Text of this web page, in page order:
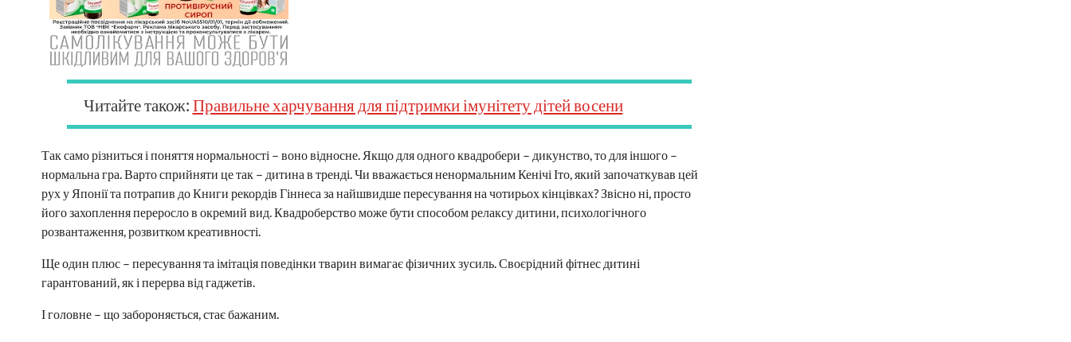
Читайте також: Правильне харчування для підтримки імунітету дітей восени
Так само різниться і поняття нормальності – воно відносне. Якщо для одного квадробери – дикунство, то для іншого –
нормальна гра. Варто сприйняти це так – дитина в тренді. Чи вважається ненормальним Кенічі Іто, який започаткував цей
рух у Японії та потрапив до Книги рекордів Гіннеса за найшвидше пересування на чотирьох кінцівках? Звісно ні, просто
його захоплення переросло в окремий вид. Квадроберство може бути способом релаксу дитини, психологічного
розвантаження, розвитком креативності.
Ще один плюс – пересування та імітація поведінки тварин вимагає фізичних зусиль. Своєрідний фітнес дитині
гарантований, як і перерва від гаджетів.
І головне – що забороняється, стає бажаним.